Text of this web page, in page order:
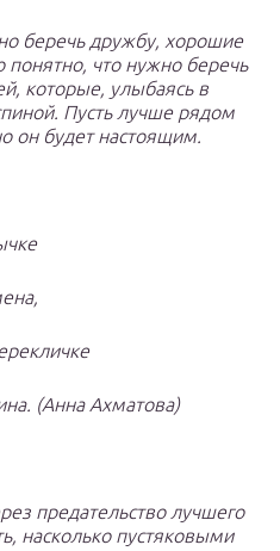
беречь дружбу, хорошие
понятно, что нужно беречь
которые, улыбаясь в
Пусть лучше рядом
он будет настоящим.
(Анна Ахматова)
предательство лучшего
насколько пустяковыми